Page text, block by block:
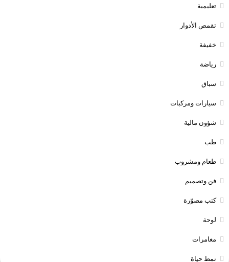
تعليمية
تقمص الأدوار
خفيفة
رياضة
سباق
سيارات ومركبات
شؤون مالية
طب
طعام ومشروب
فن وتصميم
كتب مصوّرة
لوحة
مغامرات
نمط حياة